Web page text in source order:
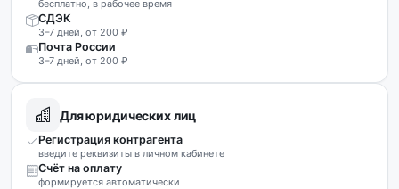
бесплатно, в рабочее время
СДЭК
3–7 дней, от 200 ₽
Почта России
3–7 дней, от 200 ₽
Для юридических лиц
Регистрация контрагента
введите реквизиты в личном кабинете
Счёт на оплату
формируется автоматически